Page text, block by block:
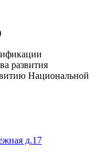
развития
Национальной
д.17